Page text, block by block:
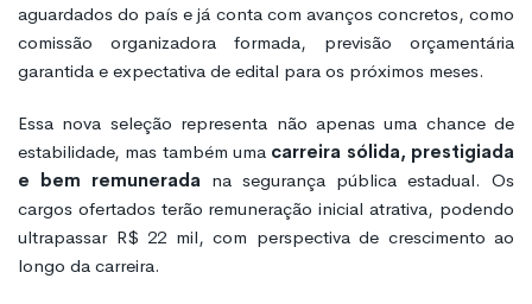
aguardados do país e já conta com avanços concretos, como
comissão organizadora formada, previsão orçamentária
garantida e expectativa de edital para os próximos meses.
Essa nova seleção representa não apenas uma chance de
estabilidade, mas também uma carreira sólida, prestigiada
e bem remunerada na segurança pública estadual. Os
cargos ofertados terão remuneração inicial atrativa, podendo
ultrapassar R$ 22 mil, com perspectiva de crescimento ao
longo da carreira.